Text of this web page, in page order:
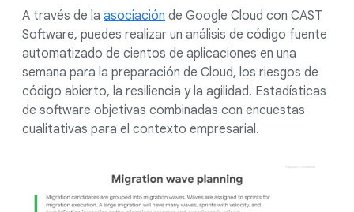
A través de la asociación de Google Cloud con CAST
Software, puedes realizar un análisis de código fuente
automatizado de cientos de aplicaciones en una
semana para la preparación de Cloud, los riesgos de
código abierto, la resiliencia y la agilidad. Estadísticas
de software objetivas combinadas con encuestas
cualitativas para el contexto empresarial.